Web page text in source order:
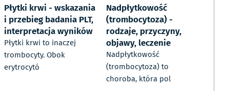
Płytki krwi - wskazania
i przebieg badania PLT,
interpretacja wyników
Płytki krwi to inaczej
trombocyty. Obok
erytrocytó
Nadpłytkowość
(trombocytoza) -
rodzaje, przyczyny,
objawy, leczenie
Nadpłytkowość
(trombocytoza) to
choroba, która pol